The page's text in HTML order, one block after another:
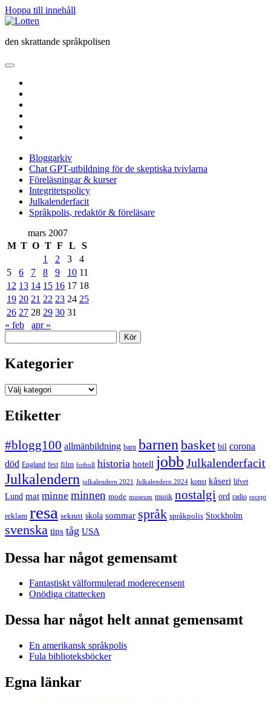
Hoppa till innehåll
Lotten
den skrattande språkpolisen
öppna
meny
Bloggarkiv
Chat GPT-utbildning för de skeptiska tvivlarna
Föreläsningar & kurser
Integritetspolicy
Julkalenderfacit
Språkpolis, redaktör & föreläsare
Sidopanel
mars 2007
M T O T F L
S
1
2 3
4
5
6 7 8 9 10 11
12 13 14 15 16 17 18
19 20 21 22 23 24 25
26 27 28 29 30 31
« feb
apr »
Kategorier
Kategorier
Etiketter
#blogg100 allmänbildning barn barnen basket bil corona
död England fest film fotboll historia hotell jobb Julkalenderfacit
Julkalendern julkalendern 2021 Julkalendern 2024 konst kåseri lifvet
Lund mat minne minnen mode museum musik nostalgi ord radio recept
reklam resa sekrutt skola sommar språk språkpolis Stockholm
svenska tips tåg USA
Dessa har något gemensamt
Fantastiskt välformulerad moderecensent
Onödiga citattecken
Dessa har något helt annat gemensamt
En amerikansk språkpolis
Fula biblioteksböcker
Egna länkar